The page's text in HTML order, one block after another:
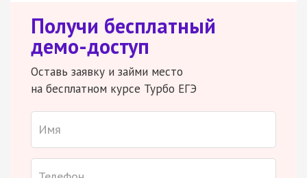
Получи бесплатный
демо-доступ
Оставь заявку и займи место
на бесплатном курсе Турбо ЕГЭ